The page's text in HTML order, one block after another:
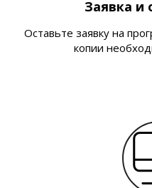
Заявка и
Оставьте заявку на
копии